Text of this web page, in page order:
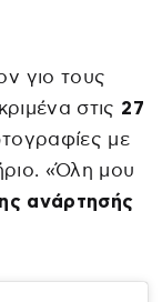
γιο τους
στις 27
με
«Όλη μου
ανάρτησής